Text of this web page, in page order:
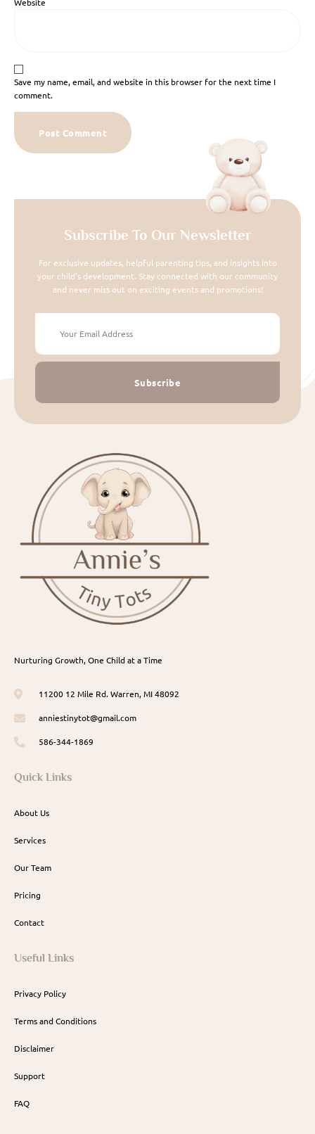
Save my name, email, and website in this browser for the next time I
comment.
Subscribe To Our Newsletter
For exclusive updates, helpful parenting tips, and insights into
your child's development. Stay connected with our community
and never miss out on exciting events and promotions!
Subscribe
Nurturing Growth, One Child at a Time
11200 12 Mile Rd. Warren, MI 48092
anniestinytot@gmail.com
586-344-1869
Quick Links
About Us
Services
Our Team
Pricing
Contact
Useful Links
Privacy Policy
Terms and Conditions
Disclaimer
Support
FAQ